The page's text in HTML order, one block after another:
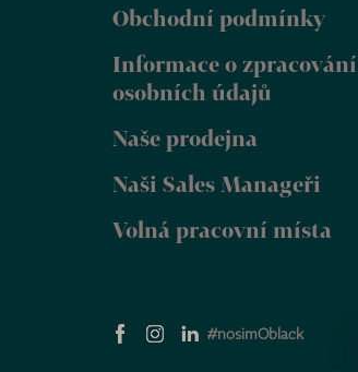
Obchodní podmínky
Informace o zpracování
osobních údajů
Naše prodejna
Naši Sales Manageři
Volná pracovní místa
#nosimOblack